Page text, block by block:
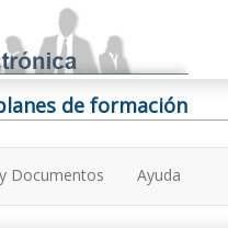
de formación
Documentos Ayuda